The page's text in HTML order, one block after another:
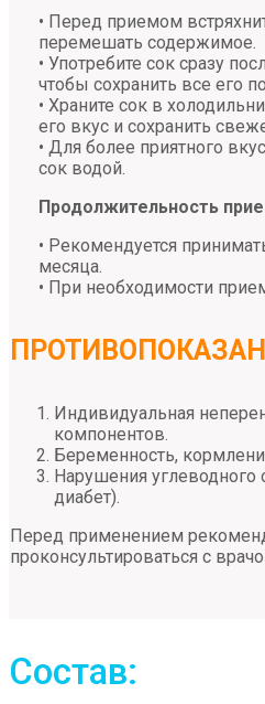
• Перед приемом
перемешать содержимое.
• Употребите сок сразу
чтобы сохранить все его
• Храните сок в
его вкус и сохранить
• Для более приятного
сок водой.
Продолжительность
• Рекомендуется
месяца.
• При необходимости
Индивидуальная
компонентов.
Беременность,
Нарушения углеводного
диабет).
Перед применением
проконсультироваться с
Состав: